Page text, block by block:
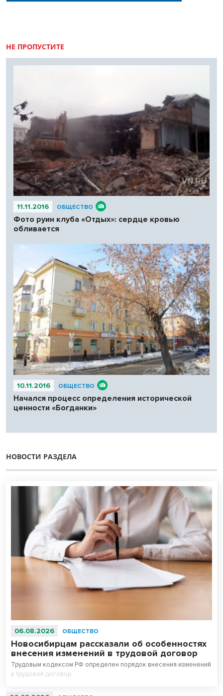
НЕ ПРОПУСТИТЕ
11.11.2016 ОБЩЕСТВО
Фото руин клуба «Отдых»: сердце кровью
обливается
10.11.2016 ОБЩЕСТВО
Начался процесс определения исторической
ценности «Богданки»
НОВОСТИ РАЗДЕЛА
06.08.2026 ОБЩЕСТВО
Новосибирцам рассказали об особенностях
внесения изменений в трудовой договор
Трудовым кодексом РФ определен порядок внесения изменений
в трудовой договор.